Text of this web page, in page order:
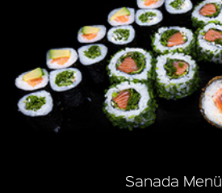
Sanada Menü